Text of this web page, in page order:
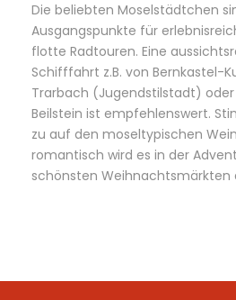
Die beliebten Moselstädtchen
Ausgangspunkte für
flotte Radtouren. Eine
Schifffahrt z.B. von Bernkastel-
Trarbach (Jugendstilstadt)
Beilstein ist empfehlenswert.
zu auf den moseltypischen
romantisch wird es in der
schönsten Weihnachtsmärkten